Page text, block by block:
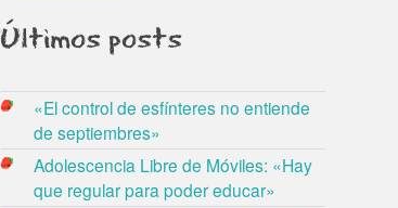
Últimos posts
«El control de esfínteres no entiende
de septiembres»
Adolescencia Libre de Móviles: «Hay
que regular para poder educar»